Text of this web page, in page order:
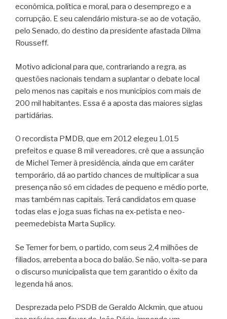
econômica, política e moral, para o desemprego e a
corrupção. E seu calendário mistura-se ao de votação,
pelo Senado, do destino da presidente afastada Dilma
Rousseff.
Motivo adicional para que, contrariando a regra, as
questões nacionais tendam a suplantar o debate local
pelo menos nas capitais e nos municípios com mais de
200 mil habitantes. Essa é a aposta das maiores siglas
partidárias.
O recordista PMDB, que em 2012 elegeu 1.015
prefeitos e quase 8 mil vereadores, crê que a assunção
de Michel Temer à presidência, ainda que em caráter
temporário, dá ao partido chances de multiplicar a sua
presença não só em cidades de pequeno e médio porte,
mas também nas capitais. Terá candidatos em quase
todas elas e joga suas fichas na ex-petista e neo-
peemedebista Marta Suplicy.
Se Temer for bem, o partido, com seus 2,4 milhões de
filiados, arrebenta a boca do balão. Se não, volta-se para
o discurso municipalista que tem garantido o êxito da
legenda há anos.
Desprezada pelo PSDB de Geraldo Alckmin, que atuou